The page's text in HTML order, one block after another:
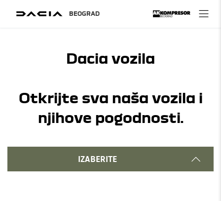
Dacia vozila
Otkrijte sva naša vozila i
njihove pogodnosti.
IZABERITE